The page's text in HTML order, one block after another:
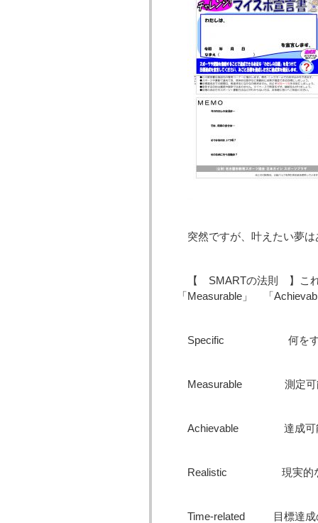
突然ですが、叶えたい夢
【 SMARTの法則 】こ
「Measurable」 「
Specific 何をするの
Measurable 測定可能
Achievable 達成可能
Realistic 現実的な
Time-related 目標達成